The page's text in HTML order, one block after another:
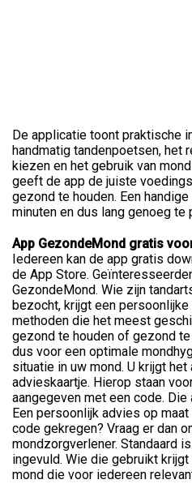
De applicatie toont praktische
handmatig tandenpoetsen, het
kiezen en het gebruik van
geeft de app de juiste
gezond te houden. Een
minuten en dus lang genoeg te
App GezondeMond gratis
Iedereen kan de app gratis
de App Store.
GezondeMond. Wie zijn
bezocht, krijgt een
methoden die het meest
gezond te houden of gezond
dus voor een optimale
situatie in uw mond. U krijgt
advieskaartje. Hierop staan
aangegeven met een code.
Een persoonlijk advies op
code gekregen? Vraag er dan
mondzorgverlener. Standaard
ingevuld. Wie die gebruikt
mond die voor iedereen